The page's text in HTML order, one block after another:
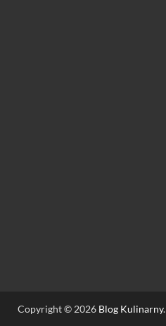
Copyright © 2026 Blog Kulinarny.